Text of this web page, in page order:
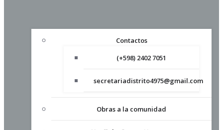
Contactos
(+598) 2402 7051
secretariadistrito4975@gmail.com
Obras a la comunidad